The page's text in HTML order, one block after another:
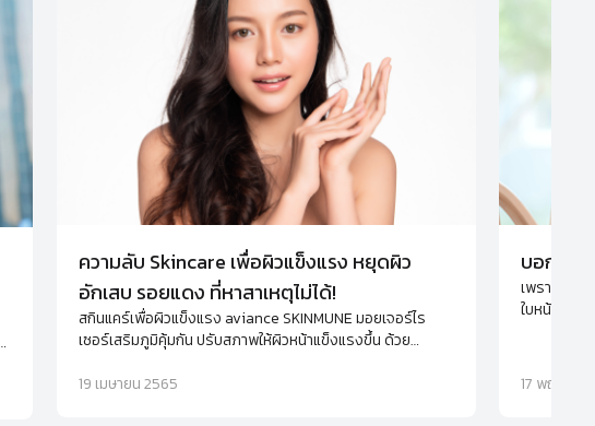
ความลับ Skincare เพื่อผิวแข็งแรง หยุดผิว
อักเสบ รอยแดง ที่หาสาเหตุไม่ได้!
สกินแคร์เพื่อผิวแข็งแรง aviance SKINMUNE มอยเจอร์ไร
เซอร์เสริมภูมิคุ้มกัน ปรับสภาพให้ผิวหน้าแข็งแรงขึ้น ด้วย
ปัญหารอยแดงที่หาสาเหตุไม่ได้อย่างยั่งยืน
19 เมษายน 2565
บอกลาริ้
เพราะควา
ใบหน้า จัด
17 พฤษภาค